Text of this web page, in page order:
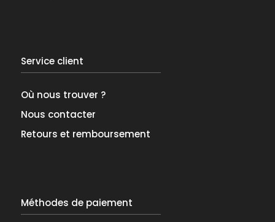
Service client
Où nous trouver ?
Nous contacter
Retours et remboursement
Méthodes de paiement